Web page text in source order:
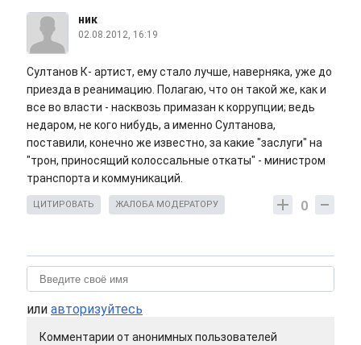
ник
02.08.2012, 16:19
Султанов К- артист, ему стало лучше, наверняка, уже до
приезда в реанимацию. Полагаю, что он такой же, как и
все во власти - насквозь примазан к коррупции; ведь
недаром, не кого нибудь, а именно Султанова,
поставили, конечно же известно, за какие "заслуги" на
"трон, приносящий колоссальные откаты" - министром
транспорта и коммуникаций.
0
ЦИТИРОВАТЬ ЖАЛОБА МОДЕРАТОРУ
или авторизуйтесь
Комментарии от анонимных пользователей